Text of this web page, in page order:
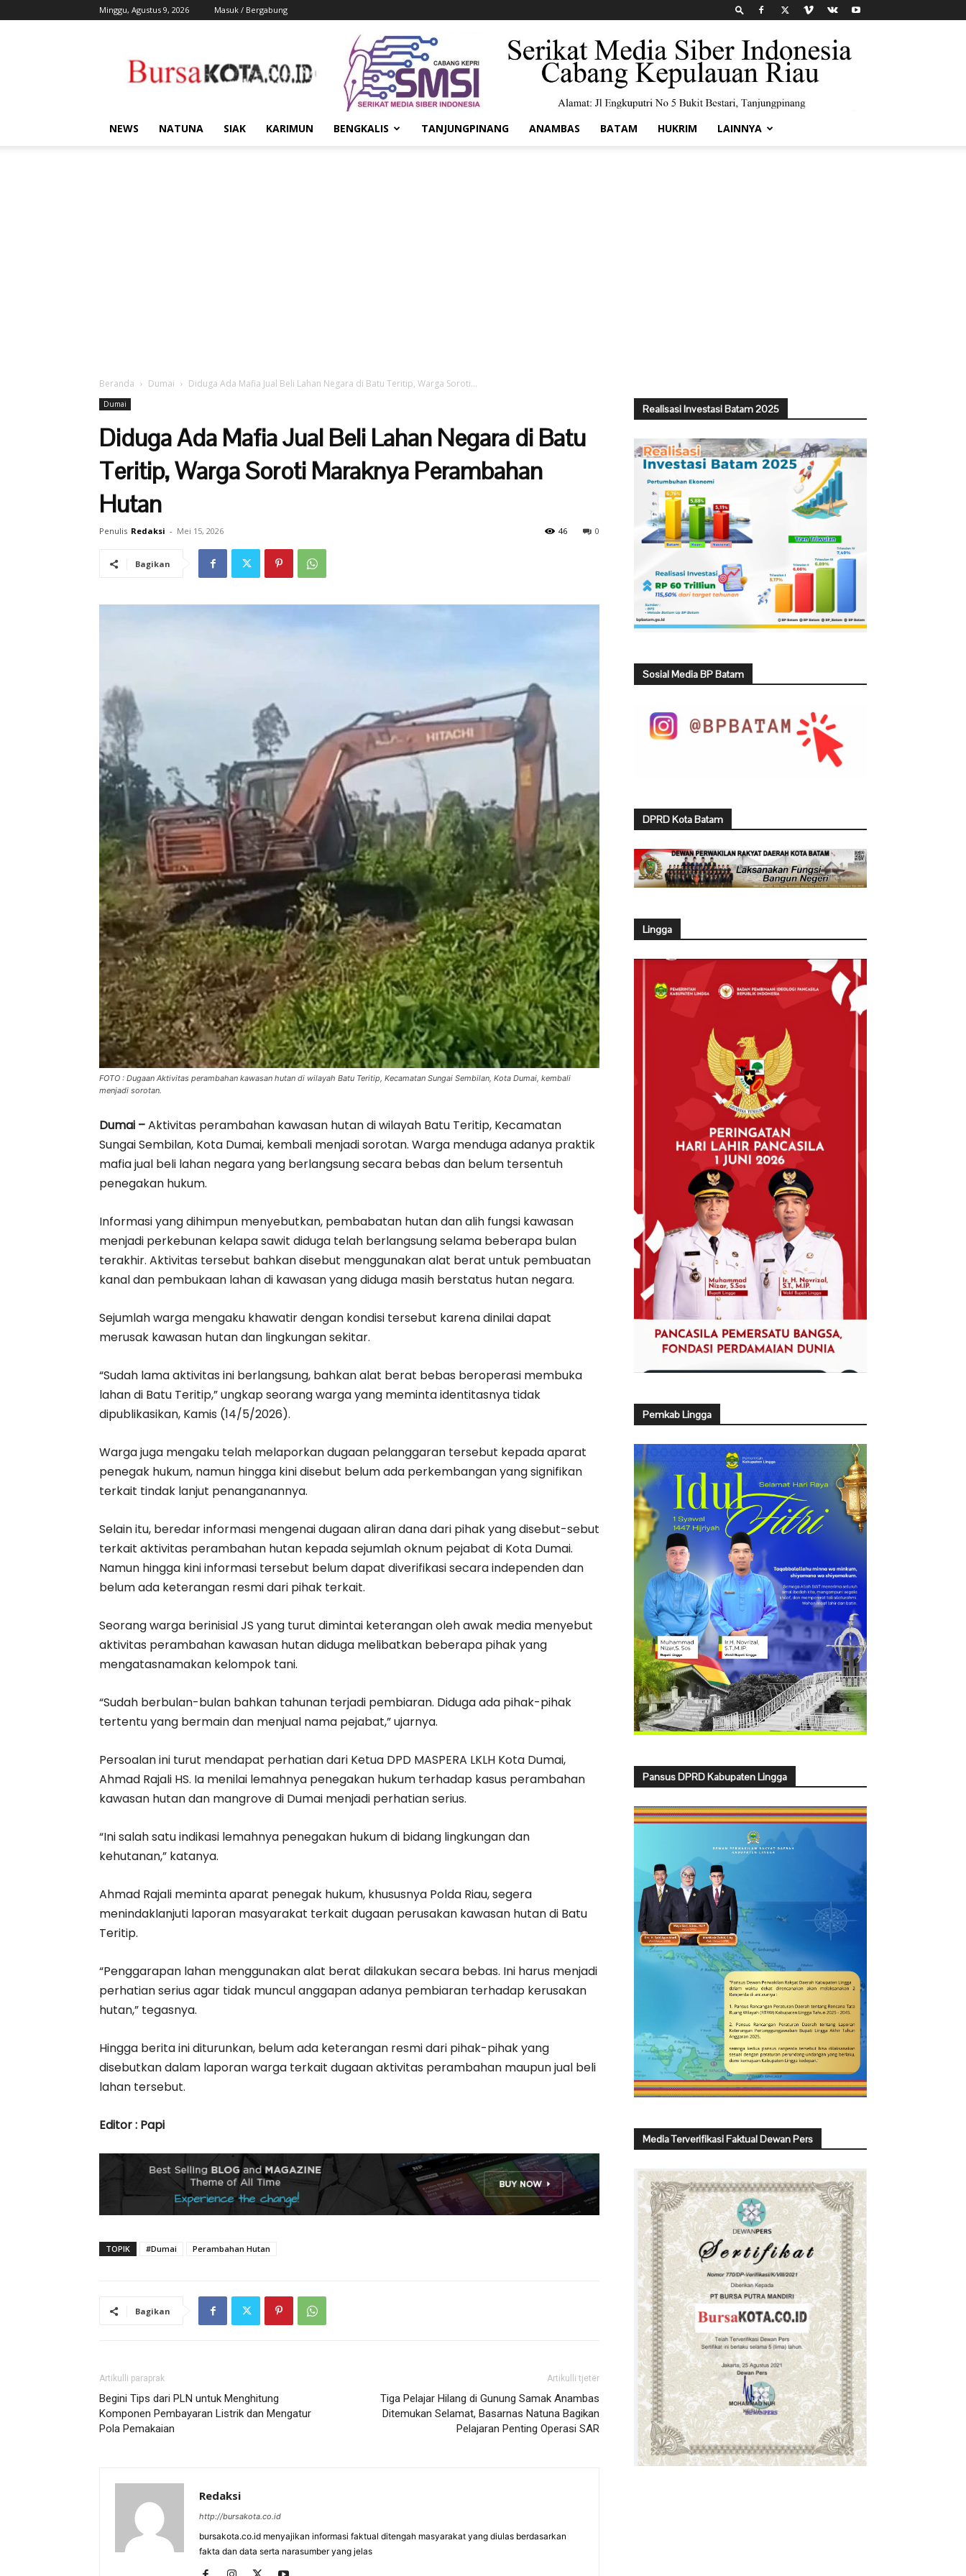
Minggu, Agustus 9, 2026 Masuk / Bergabung
Kota
NEWS NATUNA SIAK KARIMUN BENGKALIS TANJUNGPINANG ANAMBAS BATAM HUKRIM LAINNYA
Beranda Dumai Diduga Ada Mafia Jual Beli Lahan Negara di Batu Teritip, Warga Soroti...
Dumai
Diduga Ada Mafia Jual Beli Lahan Negara di Batu
Teritip, Warga Soroti Maraknya Perambahan
Hutan
Penulis Redaksi - Mei 15, 2026 0
46
Bagikan
FOTO : Dugaan Aktivitas perambahan kawasan hutan di wilayah Batu Teritip, Kecamatan Sungai Sembilan, Kota Dumai, kembali
menjadi sorotan.
Dumai –Aktivitas perambahan kawasan hutan di wilayah Batu Teritip, Kecamatan
Sungai Sembilan, Kota Dumai, kembali menjadi sorotan. Warga menduga adanya praktik
mafia jual beli lahan negara yang berlangsung secara bebas dan belum tersentuh
penegakan hukum.
Informasi yang dihimpun menyebutkan, pembabatan hutan dan alih fungsi kawasan
menjadi perkebunan kelapa sawit diduga telah berlangsung selama beberapa bulan
terakhir. Aktivitas tersebut bahkan disebut menggunakan alat berat untuk pembuatan
kanal dan pembukaan lahan di kawasan yang diduga masih berstatus hutan negara.
Sejumlah warga mengaku khawatir dengan kondisi tersebut karena dinilai dapat
merusak kawasan hutan dan lingkungan sekitar.
“Sudah lama aktivitas ini berlangsung, bahkan alat berat bebas beroperasi membuka
lahan di Batu Teritip,” ungkap seorang warga yang meminta identitasnya tidak
dipublikasikan, Kamis (14/5/2026).
Warga juga mengaku telah melaporkan dugaan pelanggaran tersebut kepada aparat
penegak hukum, namun hingga kini disebut belum ada perkembangan yang signifikan
terkait tindak lanjut penanganannya.
Selain itu, beredar informasi mengenai dugaan aliran dana dari pihak yang disebut-sebut
terkait aktivitas perambahan hutan kepada sejumlah oknum pejabat di Kota Dumai.
Namun hingga kini informasi tersebut belum dapat diverifikasi secara independen dan
belum ada keterangan resmi dari pihak terkait.
Seorang warga berinisial JS yang turut dimintai keterangan oleh awak media menyebut
aktivitas perambahan kawasan hutan diduga melibatkan beberapa pihak yang
mengatasnamakan kelompok tani.
“Sudah berbulan-bulan bahkan tahunan terjadi pembiaran. Diduga ada pihak-pihak
tertentu yang bermain dan menjual nama pejabat,” ujarnya.
Persoalan ini turut mendapat perhatian dari Ketua DPD MASPERA LKLH Kota Dumai,
Ahmad Rajali HS. Ia menilai lemahnya penegakan hukum terhadap kasus perambahan
kawasan hutan dan mangrove di Dumai menjadi perhatian serius.
“Ini salah satu indikasi lemahnya penegakan hukum di bidang lingkungan dan
kehutanan,” katanya.
Ahmad Rajali meminta aparat penegak hukum, khususnya Polda Riau, segera
menindaklanjuti laporan masyarakat terkait dugaan perusakan kawasan hutan di Batu
Teritip.
“Penggarapan lahan menggunakan alat berat dilakukan secara bebas. Ini harus menjadi
perhatian serius agar tidak muncul anggapan adanya pembiaran terhadap kerusakan
hutan,” tegasnya.
Hingga berita ini diturunkan, belum ada keterangan resmi dari pihak-pihak yang
disebutkan dalam laporan warga terkait dugaan aktivitas perambahan maupun jual beli
lahan tersebut.
Editor : Papi
TOPIK #Dumai Perambahan Hutan
Bagikan
Artikulli paraprak
Begini Tips dari PLN untuk Menghitung
Komponen Pembayaran Listrik dan Mengatur
Pola Pemakaian
Artikulli tjetër
Tiga Pelajar Hilang di Gunung Samak Anambas
Ditemukan Selamat, Basarnas Natuna Bagikan
Pelajaran Penting Operasi SAR
Redaksi
http://bursakota.co.id
bursakota.co.id menyajikan informasi faktual ditengah masyarakat yang diulas berdasarkan
fakta dan data serta narasumber yang jelas
Realisasi Investasi Batam 2025
Sosial Media BP Batam
DPRD Kota Batam
Lingga
Pemkab Lingga
Pansus DPRD Kabupaten Lingga
Media Terverifikasi Faktual Dewan Pers